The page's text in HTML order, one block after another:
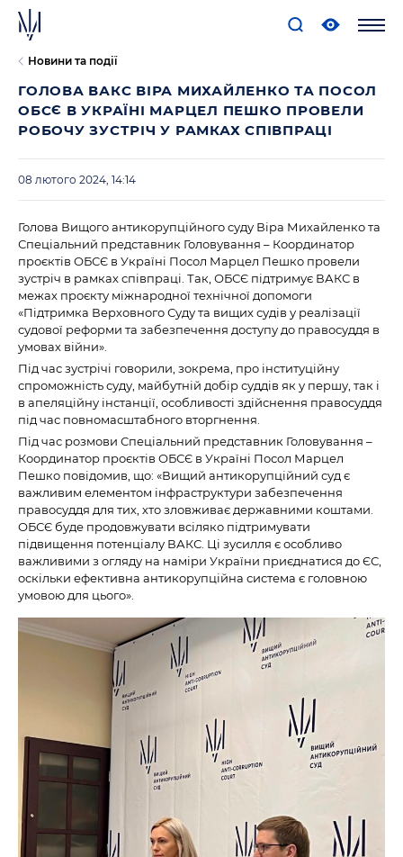
Новини та події
ГОЛОВА ВАКС ВІРА МИХАЙЛЕНКО ТА ПОСОЛ
ОБСЄ В УКРАЇНІ МАРЦЕЛ ПЕШКО ПРОВЕЛИ
РОБОЧУ ЗУСТРІЧ У РАМКАХ СПІВПРАЦІ
08 лютого 2024, 14:14
Голова Вищого антикорупційного суду Віра Михайленко та
Спеціальний представник Головування – Координатор
проєктів ОБСЄ в Україні Посол Марцел Пешко провели
зустріч в рамках співпраці. Так, ОБСЄ підтримує ВАКС в
межах проєкту міжнародної технічної допомоги
«Підтримка Верховного Суду та вищих судів у реалізації
судової реформи та забезпечення доступу до правосуддя в
умовах війни».
Під час зустрічі говорили, зокрема, про інституційну
спроможність суду, майбутній добір суддів як у першу, так і
в апеляційну інстанції, особливості здійснення правосуддя
під час повномасштабного вторгнення.
Під час розмови Спеціальний представник Головування –
Координатор проєктів ОБСЄ в Україні Посол Марцел
Пешко повідомив, що: «Вищий антикорупційний суд є
важливим елементом інфраструктури забезпечення
правосуддя для тих, хто зловживає державними коштами.
ОБСЄ буде продовжувати всіляко підтримувати
підвищення потенціалу ВАКС. Ці зусилля є особливо
важливими з огляду на наміри України приєднатися до ЄС,
оскільки ефективна антикорупційна система є головною
умовою для цього».